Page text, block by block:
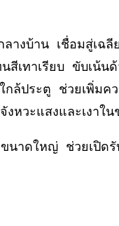
างบ้าน เชื่อมสู่เฉ
เทาเรียบ ขับเน้น
ล้ประตู ช่วยเพิ่มค
หวะแสงและเงาใ
นาดใหญ่ ช่วยเปิด